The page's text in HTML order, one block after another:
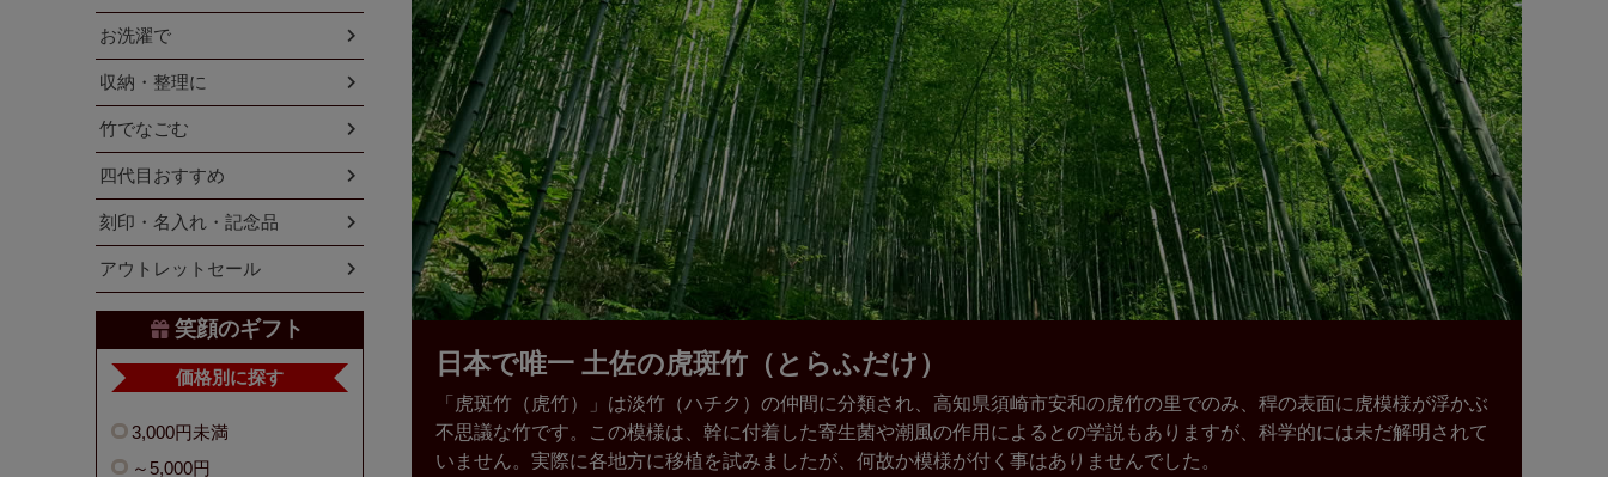
日本で唯一 土佐の虎斑竹（とらふだけ）
「虎斑竹（虎竹）」は淡竹（ハチク）の仲間に分類され、高知県須崎市安和の虎竹の里でのみ、稈の表面に虎模様が浮かぶ
不思議な竹です。この模様は、幹に付着した寄生菌や潮風の作用によるとの学説もありますが、科学的には未だ解明されて
いません。実際に各地方に移植を試みましたが、何故か模様が付く事はありませんでした。
お洗濯で
収納・整理に
竹でなごむ
四代目おすすめ
刻印・名入れ・記念品
アウトレットセール
笑顔のギフト
価格別に探す
3,000円未満
～5,000円